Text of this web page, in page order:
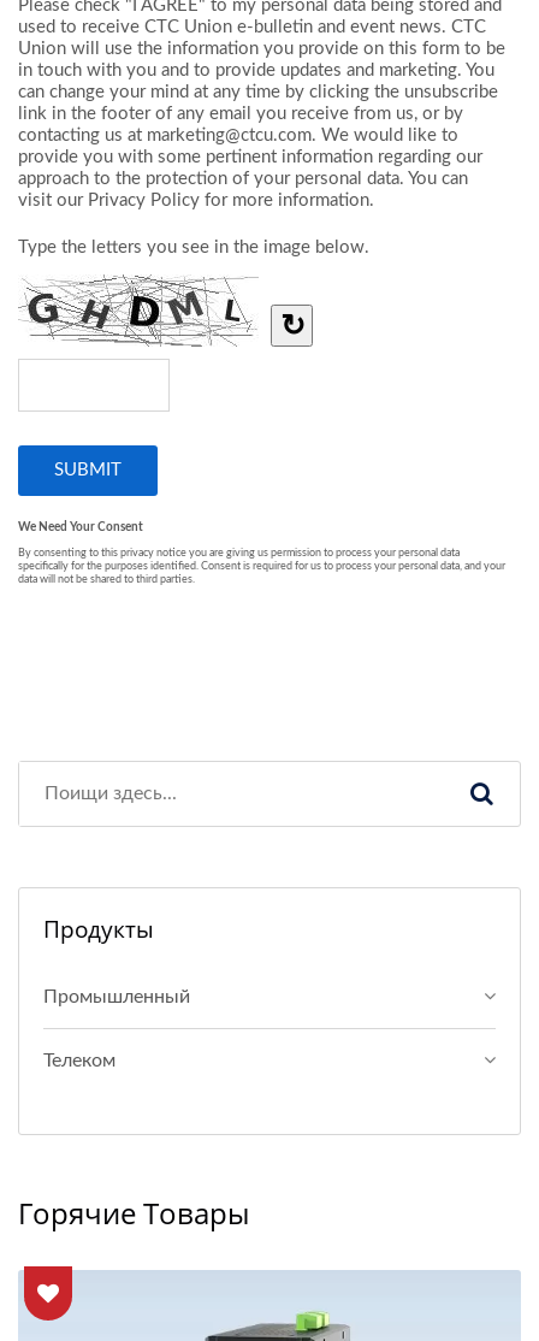
Продукты
Промышленный
Телеком
Горячие Товары